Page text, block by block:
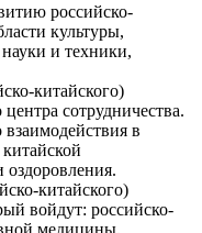
российско-
культуры,
и техники,
китайского)
сотрудничества.
взаимодействия в
китайского)
войдут: российско-
медицины,